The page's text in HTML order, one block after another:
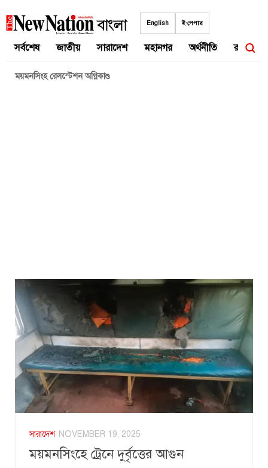
to
English ই-পেপার
সর্বশেষ জাতীয় সারাদেশ মহানগর অর্থনীতি রাজনীতি
ময়মনসিংহ রেলস্টেশন অগ্নিকাণ্ড
সারাদেশ NOVEMBER 19, 2025
ময়মনসিংহে ট্রেনে দুর্বৃত্তের আগুন